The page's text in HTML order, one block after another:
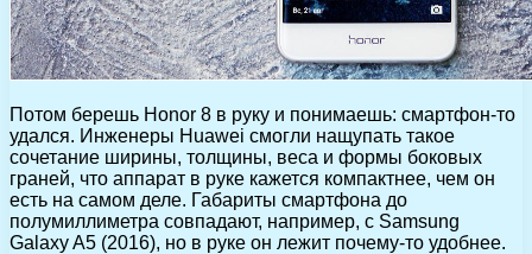
Потом берешь Honor 8 в руку и понимаешь: смартфон-то
удался. Инженеры Huawei смогли нащупать такое
сочетание ширины, толщины, веса и формы боковых
граней, что аппарат в руке кажется компактнее, чем он
есть на самом деле. Габариты смартфона до
полумиллиметра совпадают, например, с Samsung
Galaxy A5 (2016), но в руке он лежит почему-то удобнее.